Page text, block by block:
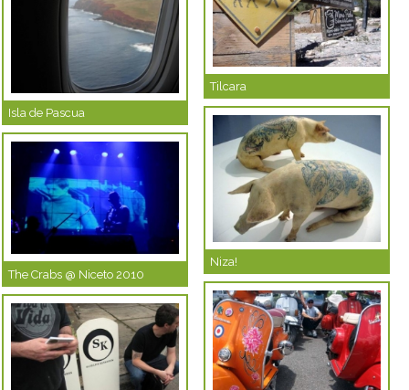
Tilcara
Isla de Pascua
Niza!
The Crabs @ Niceto 2010